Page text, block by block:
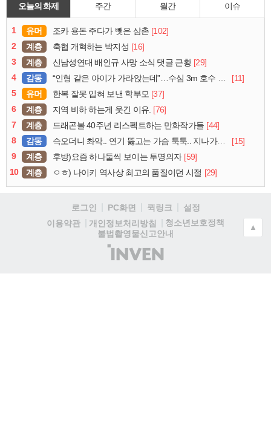
오늘의 화제 주간 월간 이슈
1 유머 조카 용돈 주다가 뺏은 삼촌 [102]
2
계층 축협 개혁하는 박지성 [16]
3
계층 신남성연대 배인규 사망 소식 댓글 근황 [29]
4
감동 “인형 같은 아이가 가라앉는데”…수심 3m 호수 뛰어든 60대 의인
[11]
5
유머 한복 잘못 입혀 보낸 학부모 [37]
6
계층 지역 비하 하는게 웃긴 이유. [76]
7
계층 드래곤볼 40주년 리스펙트하는 만화작가들 [44]
8
감동 슥오더니 촤악.. 연기 뚫고는 가슴 툭툭.. 지나가던 아재의 정체
[15]
9
계층 후방)요즘 하나둘씩 보이는 투명의자 [59]
10
계층 ㅇㅎ) 나이키 역사상 최고의 품질이던 시절 [29]
로그인 PC화면 퀵링크
설정
이용약관
개인정보처리방침
청소년보호정책
불법촬영물신고안내
(주)
인
▲